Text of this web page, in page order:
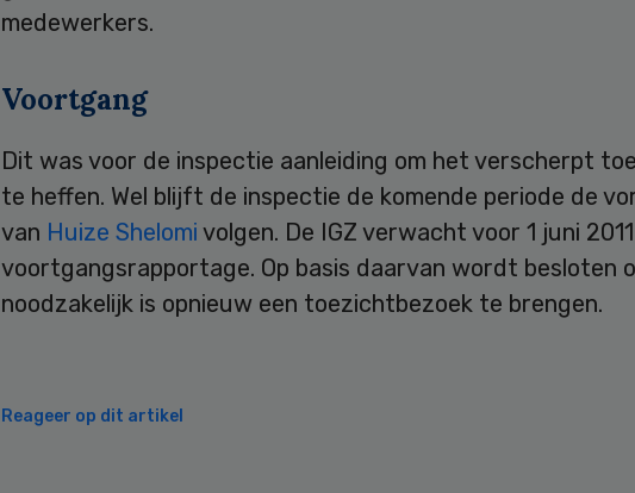
medewerkers.
Voortgang
Dit was voor de inspectie aanleiding om het verscherpt
te heffen. Wel blijft de inspectie de komende periode de
van Huize Shelomi volgen. De IGZ verwacht voor 1 juni
voortgangsrapportage. Op basis daarvan wordt besloten
noodzakelijk is opnieuw een toezichtbezoek te brengen.
Reageer op dit artikel